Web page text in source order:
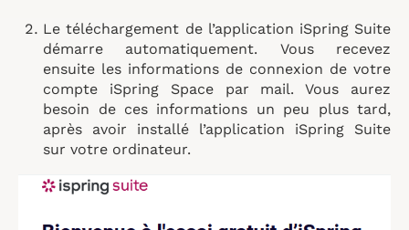
Le téléchargement de l’application iSpring Suite
démarre automatiquement. Vous recevez
ensuite les informations de connexion de votre
compte iSpring Space par mail. Vous aurez
besoin de ces informations un peu plus tard,
après avoir installé l’application iSpring Suite
sur votre ordinateur.